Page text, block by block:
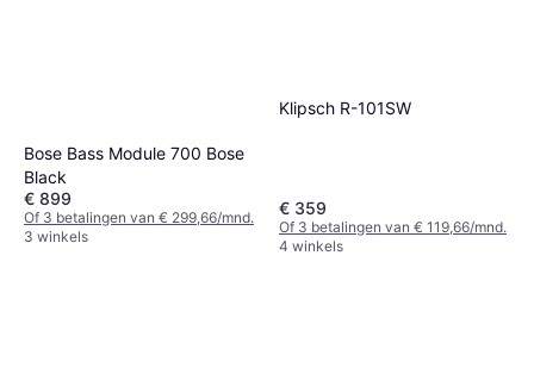
Bose Bass Module 700 Bose
Black
€ 899
Of 3 betalingen van € 299,66/mnd.
3 winkels
Klipsch R-101SW
€ 359
Of 3 betalingen van € 119,66/mnd.
4 winkels